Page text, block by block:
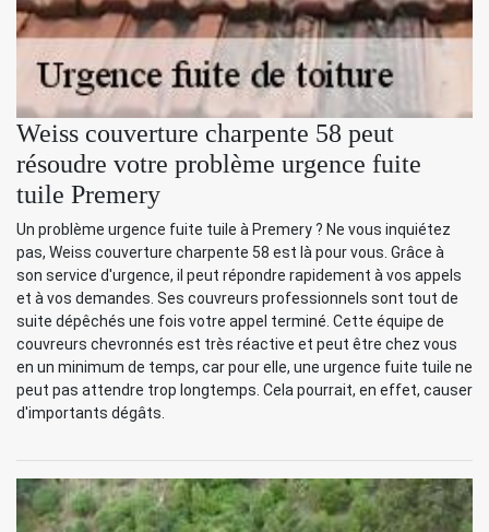
Weiss couverture charpente 58 peut
résoudre votre problème urgence fuite
tuile Premery
Un problème urgence fuite tuile à Premery ? Ne vous inquiétez
pas, Weiss couverture charpente 58 est là pour vous. Grâce à
son service d'urgence, il peut répondre rapidement à vos appels
et à vos demandes. Ses couvreurs professionnels sont tout de
suite dépêchés une fois votre appel terminé. Cette équipe de
couvreurs chevronnés est très réactive et peut être chez vous
en un minimum de temps, car pour elle, une urgence fuite tuile ne
peut pas attendre trop longtemps. Cela pourrait, en effet, causer
d'importants dégâts.